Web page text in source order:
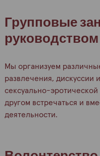
Групповые
руководством
Мы организуем
развлечения, дискуссии
сексуально-
другом встречаться и
деятельности.